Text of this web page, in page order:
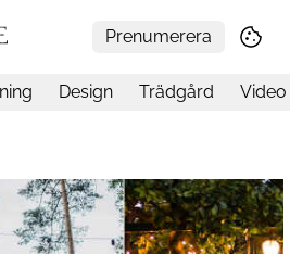
Prenumerera
Design Trädgård Video